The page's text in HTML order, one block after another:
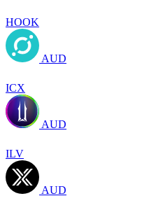
HOOK
AUD
ICX
AUD
ILV
AUD